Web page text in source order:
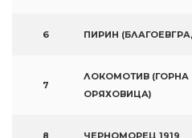
6 ПИРИН
7
ЛОКОМОТИВ (ГОРНА
ОРЯХОВИЦА)